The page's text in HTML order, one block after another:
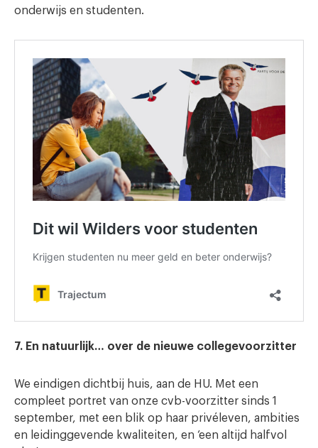
onderwijs en studenten.
7. En natuurlijk… over de nieuwe collegevoorzitter
We eindigen dichtbij huis, aan de HU. Met een
compleet portret van onze cvb-voorzitter sinds 1
september, met een blik op haar privéleven, ambities
en leidinggevende kwaliteiten, en ‘een altijd halfvol